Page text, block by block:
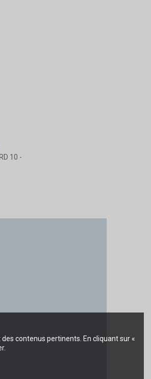
contenus pertinents. En cliquant sur «
10 -